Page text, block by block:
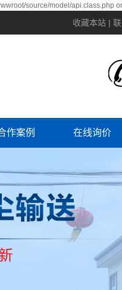
source/model/api.class.php
收藏本站 |
作案例 在线询价